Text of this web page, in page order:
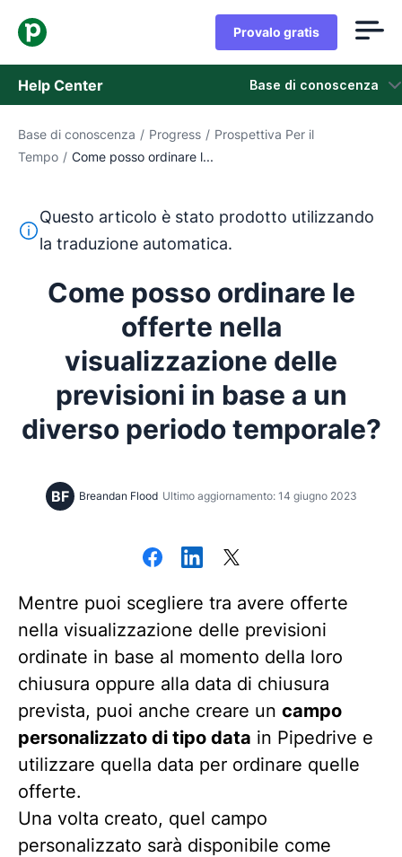
Provalo gratis
Help Center Base di conoscenza
Base di conoscenza
Contatta l'assistenza
Base di conoscenza / Progress / Prospettiva Per il
Tempo / Come posso ordinare l...
Questo testo è stato tradotto dall'inglese utilizzando
Questo articolo è stato prodotto utilizzando
la traduzione automatica.
Come posso ordinare le
offerte nella
visualizzazione delle
previsioni in base a un
diverso periodo temporale?
BF Breandan Flood Ultimo aggiornamento: 14 giugno 2023
Mentre puoi scegliere tra avere offerte
nella visualizzazione delle previsioni
ordinate in base al momento della loro
chiusura oppure alla data di chiusura
prevista, puoi anche creare un campo
personalizzato di tipo data in Pipedrive e
utilizzare quella data per ordinare quelle
offerte.
Una volta creato, quel campo
personalizzato sarà disponibile come